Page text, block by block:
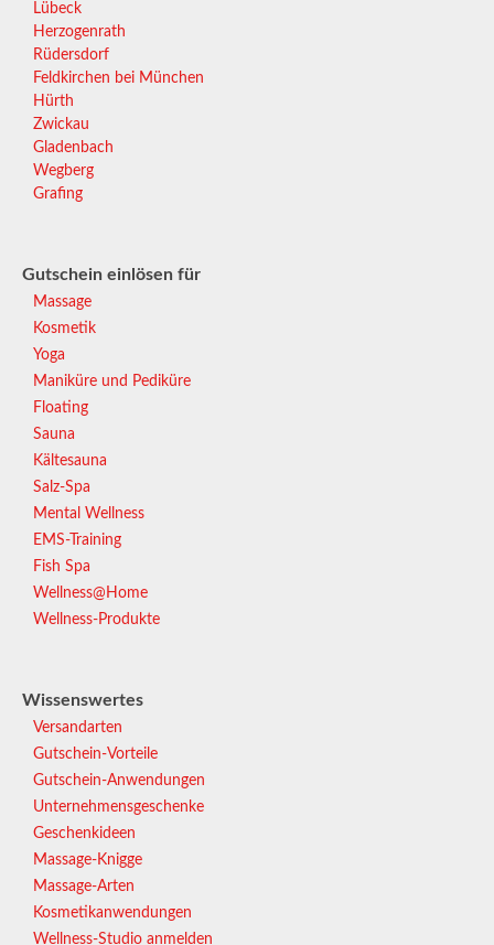
Lübeck
Herzogenrath
Rüdersdorf
Feldkirchen bei München
Hürth
Zwickau
Gladenbach
Wegberg
Grafing
Gutschein einlösen für
Massage
Kosmetik
Yoga
Maniküre und Pediküre
Floating
Sauna
Kältesauna
Salz-Spa
Mental Wellness
EMS-Training
Fish Spa
Wellness@Home
Wellness-Produkte
Wissenswertes
Versandarten
Gutschein-Vorteile
Gutschein-Anwendungen
Unternehmensgeschenke
Geschenkideen
Massage-Knigge
Massage-Arten
Kosmetikanwendungen
Wellness-Studio anmelden